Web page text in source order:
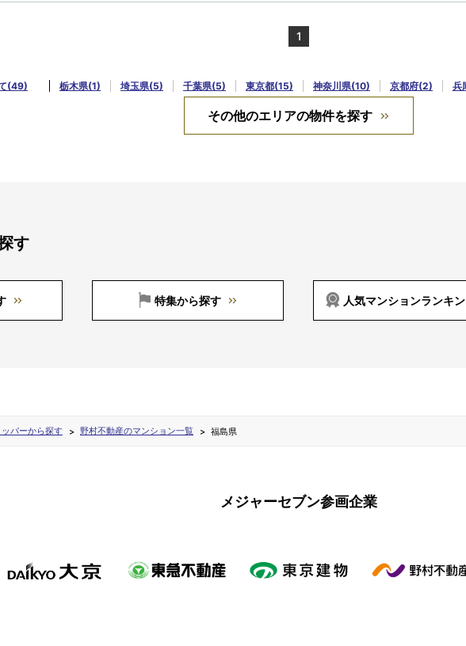
1
(49) 栃木県(1) 埼玉県(5) 千葉県(5) 東京都(15) 神奈川県(10) 京都府(2) 兵
その他のエリアの物件を探す
す
特集から探す 人気マンションランキ
パーから探す 野村不動産のマンション一覧 福島県
メジャーセブン参画企業